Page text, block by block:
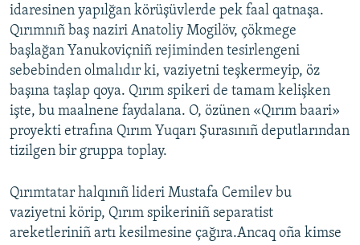
idaresinen yapılğan körüşüvlerde pek faal qatnaşa.
Qırımnıñ baş naziri Anatoliy Mogilöv, çökmege
başlağan Yanukoviçniñ rejiminden tesirlengeni
sebebinden olmalıdır ki, vaziyetni teşkermeyip, öz
başına taşlap qoya. Qırım spikeri de tamam kelişken
işte, bu maalnene faydalana. O, özünen «Qırım baari»
proyekti etrafına Qırım Yuqarı Şurasınıñ deputlarından
tizilgen bir gruppa toplay.
Qırımtatar halqınıñ lideri Mustafa Cemilev bu
vaziyetni körip, Qırım spikeriniñ separatist
areketleriniñ artı kesilmesine çağıra.Ancaq oña kimse